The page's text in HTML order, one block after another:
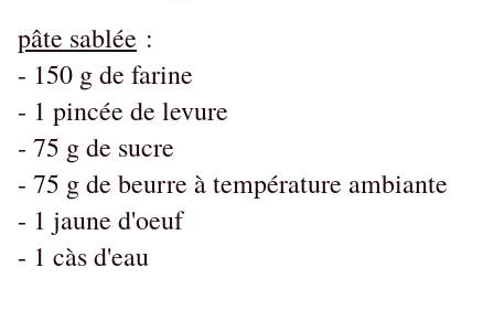
pâte sablée :
- 150 g de farine
- 1 pincée de levure
- 75 g de sucre
- 75 g de beurre à température ambiante
- 1 jaune d'oeuf
- 1 càs d'eau